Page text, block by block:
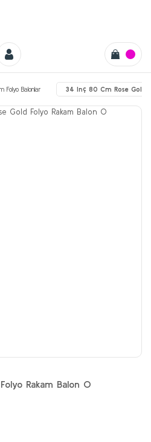
Folyo Balonlar 34 Inç 80 Cm Rose Gold
Rakam Balon O